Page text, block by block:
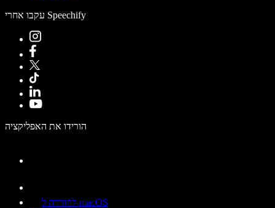
עקבו אחרי Speechify
הורידו את האפליקציה
להורדה ל-macOS